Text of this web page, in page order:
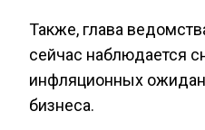
Также, глава
сейчас наблюдается
инфляционных
бизнеса.